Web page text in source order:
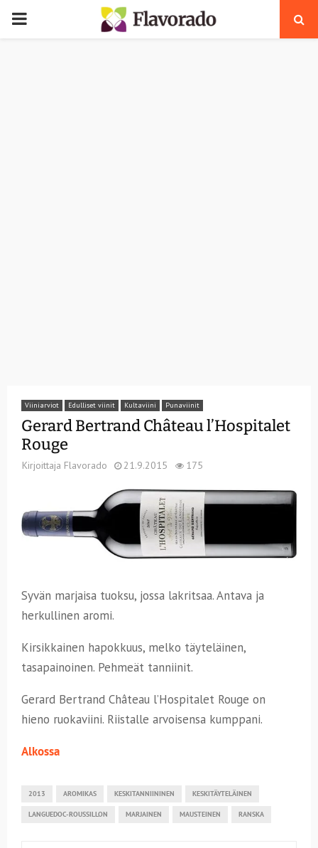
PRIMARY
Viiniarviot Edulliset viinit Kultaviini Punaviinit
Gerard Bertrand Château l’Hospitalet
Rouge
Kirjoittaja Flavorado 21.9.2015 175
Syvän marjaisa tuoksu, jossa lakritsaa. Antava ja
herkullinen aromi.
Kirsikkainen hapokkuus, melko täyteläinen,
tasapainoinen. Pehmeät tanniinit.
Gerard Bertrand Château l’Hospitalet Rouge on
hieno ruokaviini. Riistalle arvoisensa kumppani.
Alkossa
2013 AROMIKAS KESKITANNIININEN KESKITÄYTELÄINEN
LANGUEDOC-ROUSSILLON MARJAINEN MAUSTEINEN RANSKA